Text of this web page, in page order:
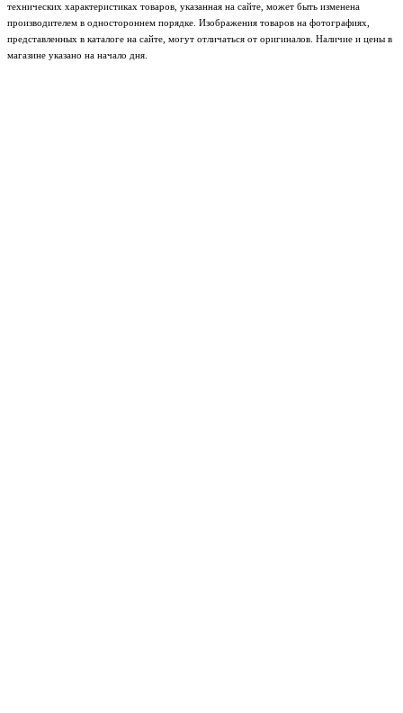
технических характеристиках товаров, указанная на сайте, может быть изменена
производителем в одностороннем порядке. Изображения товаров на фотографиях,
представленных в каталоге на сайте, могут отличаться от оригиналов. Наличие и цены в
магазине указано на начало дня.